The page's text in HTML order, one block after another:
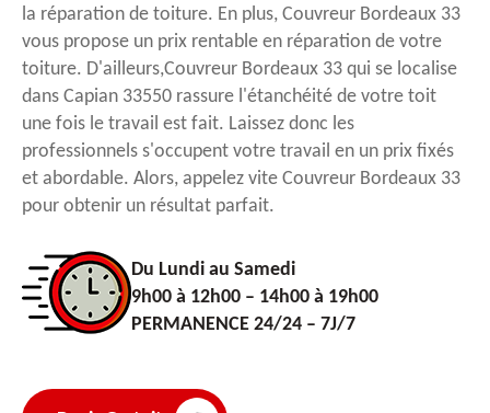
la réparation de toiture. En plus, Couvreur Bordeaux 33
vous propose un prix rentable en réparation de votre
toiture. D'ailleurs,Couvreur Bordeaux 33 qui se localise
dans Capian 33550 rassure l'étanchéité de votre toit
une fois le travail est fait. Laissez donc les
professionnels s'occupent votre travail en un prix fixés
et abordable. Alors, appelez vite Couvreur Bordeaux 33
pour obtenir un résultat parfait.
Du Lundi au Samedi
9h00 à 12h00 – 14h00 à 19h00
PERMANENCE 24/24 – 7J/7